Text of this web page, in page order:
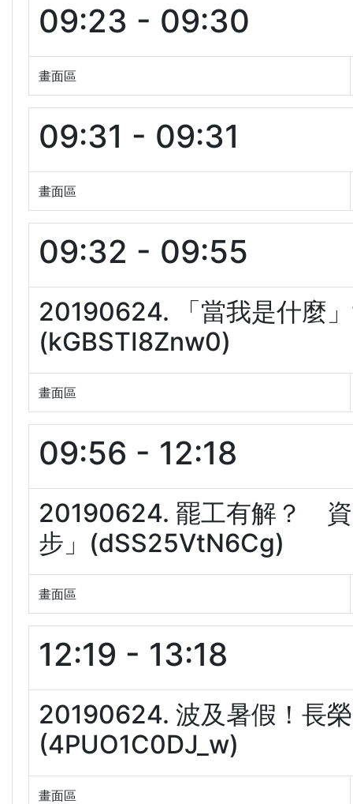
09:23 - 09:30
畫面區
09:31 - 09:31
畫面區
09:32 - 09:55
20190624. 「當我是什麼
(kGBSTI8Znw0)
畫面區
09:56 - 12:18
20190624. 罷工有解？ 資
步」(dSS25VtN6Cg)
畫面區
12:19 - 13:18
20190624. 波及暑假！長
(4PUO1C0DJ_w)
畫面區